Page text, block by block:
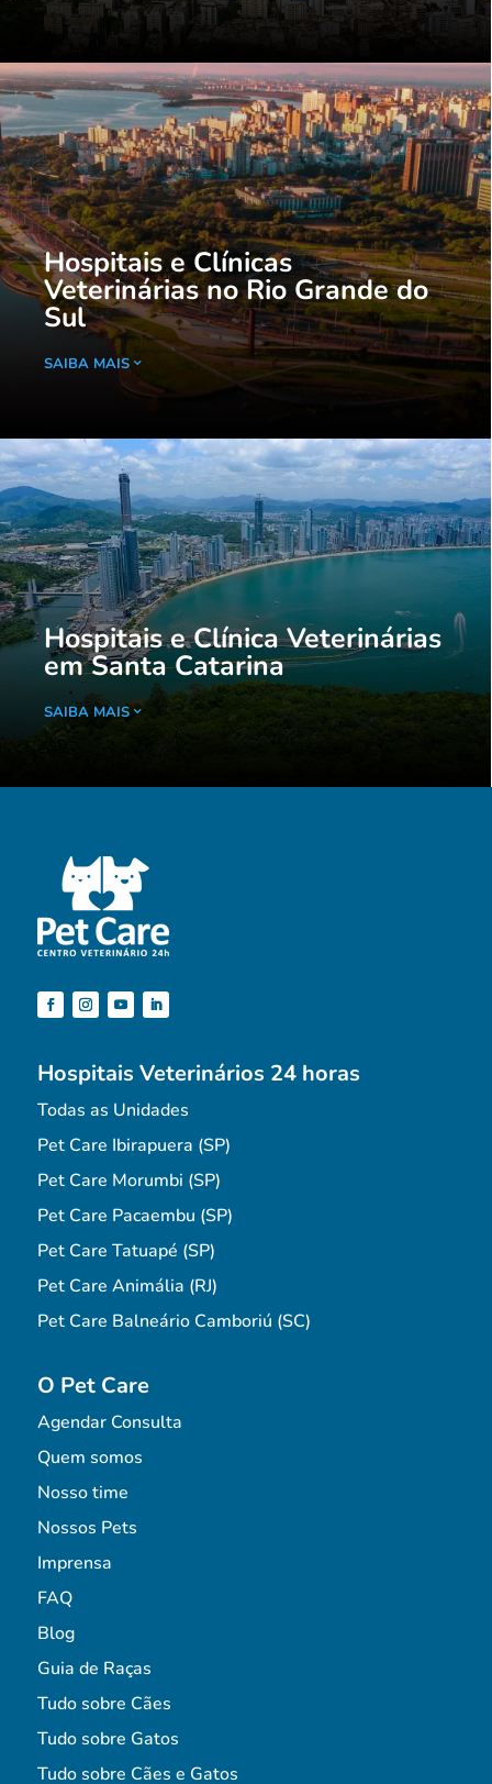
Hospitais e Clínicas
Veterinárias no Rio Grande do
Sul
SAIBA MAIS
Hospitais e Clínica Veterinárias
em Santa Catarina
SAIBA MAIS
Hospitais Veterinários 24 horas
Todas as Unidades
Pet Care Ibirapuera (SP)
Pet Care Morumbi (SP)
Pet Care Pacaembu (SP)
Pet Care Tatuapé (SP)
Pet Care Animália (RJ)
Pet Care Balneário Camboriú (SC)
O Pet Care
Agendar Consulta
Quem somos
Nosso time
Nossos Pets
Imprensa
FAQ
Blog
Guia de Raças
Tudo sobre Cães
Tudo sobre Gatos
Tudo sobre Cães e Gatos